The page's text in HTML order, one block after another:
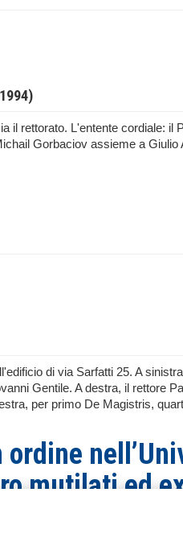
il rettorato. L'entente cordiale: il
Gorbaciov assieme a
di via Sarfatti 25. A
Gentile. A destra, il rettore
per primo De Magistris,
mutilati ed